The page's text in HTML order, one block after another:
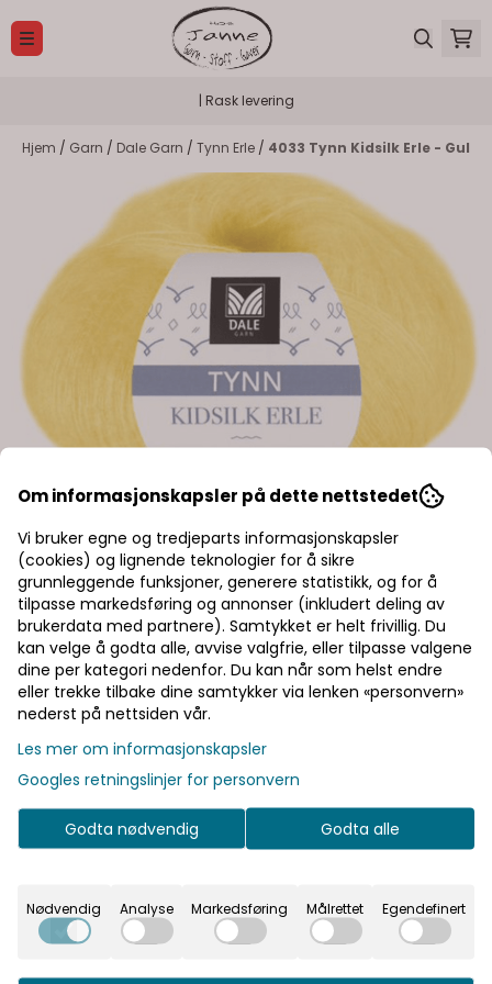
Hopp til innhold
| Rask levering
Hjem / Garn / Dale Garn / Tynn Erle / 4033 Tynn Kidsilk Erle - Gul
4033 Tynn Kidsilk Erle - Gul
Art.nr:
125,-
Ikke på lager
Rask levering
Fast fraktpris
Kvalitetsprodukter
Om informasjonskapsler på dette nettstedet
Vi bruker egne og tredjeparts informasjonskapsler
(cookies) og lignende teknologier for å sikre
grunnleggende funksjoner, generere statistikk, og for å
tilpasse markedsføring og annonser (inkludert deling av
brukerdata med partnere). Samtykket er helt frivillig. Du
kan velge å godta alle, avvise valgfrie, eller tilpasse valgene
dine per kategori nedenfor. Du kan når som helst endre
eller trekke tilbake dine samtykker via lenken «personvern»
nederst på nettsiden vår.
Les mer om informasjonskapsler
Googles retningslinjer for personvern
Godta nødvendig Godta alle
Nødvendig Analyse Markedsføring Målrettet Egendefinert